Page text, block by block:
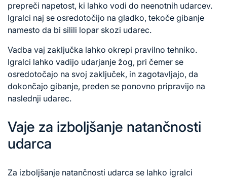
prepreči napetost, ki lahko vodi do neenotnih udarcev.
Igralci naj se osredotočijo na gladko, tekoče gibanje
namesto da bi silili lopar skozi udarec.
Vadba vaj zaključka lahko okrepi pravilno tehniko.
Igralci lahko vadijo udarjanje žog, pri čemer se
osredotočajo na svoj zaključek, in zagotavljajo, da
dokončajo gibanje, preden se ponovno pripravijo na
naslednji udarec.
Vaje za izboljšanje natančnosti
udarca
Za izboljšanje natančnosti udarca se lahko igralci